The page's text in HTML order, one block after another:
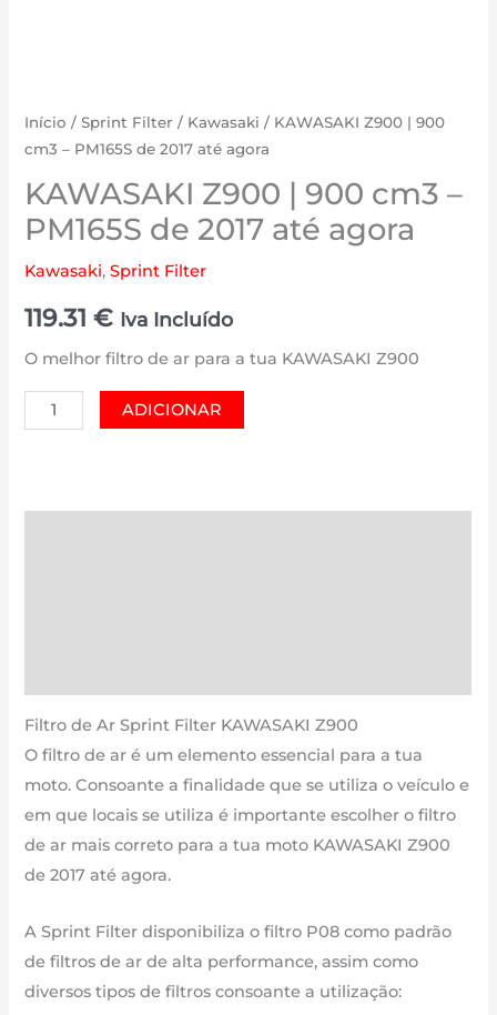
Início /Sprint Filter / Kawasaki / KAWASAKI Z900 | 900
cm3 – PM165S de 2017 até agora
KAWASAKI Z900 | 900 cm3 –
PM165S de 2017 até agora
Kawasaki,Sprint Filter
119.31€ Iva Incluído
O melhor filtro de ar para a tua KAWASAKI Z900
Quantidade
de
até
agora
ADICIONAR
Filtro de Ar Sprint Filter KAWASAKI Z900
O filtro de ar é um elemento essencial para a tua
moto. Consoante a finalidade que se utiliza o veículo e
em que locais se utiliza é importante escolher o filtro
de ar mais correto para a tua moto KAWASAKI Z900
de 2017 até agora.
A Sprint Filter disponibiliza o filtro P08 como padrão
de filtros de ar de alta performance, assim como
diversos tipos de filtros consoante a utilização: